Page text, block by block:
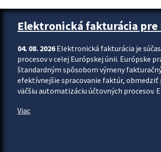
Zastavit automatický posun upútavok
Elektronická fakturácia
04. 08. 2026Elektronická fakturácia je
procesov v celej Európskej únii. Európske
štandardným spôsobom výmeny
efektívnejšie spracovanie faktúr,
väčšiu automatizáciu účtovných procesov.
Viac